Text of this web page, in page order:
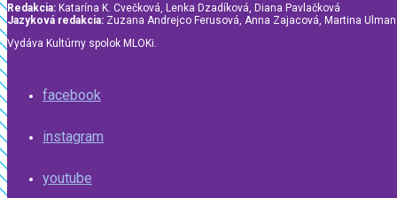
Redakcia: Katarína K. Cvečková, Lenka Dzadíková, Diana Pavlačková
Jazyková redakcia: Zuzana Andrejco Ferusová, Anna Zajacová, Martina
Vydáva Kultúrny spolok MLOKi.
facebook
instagram
youtube